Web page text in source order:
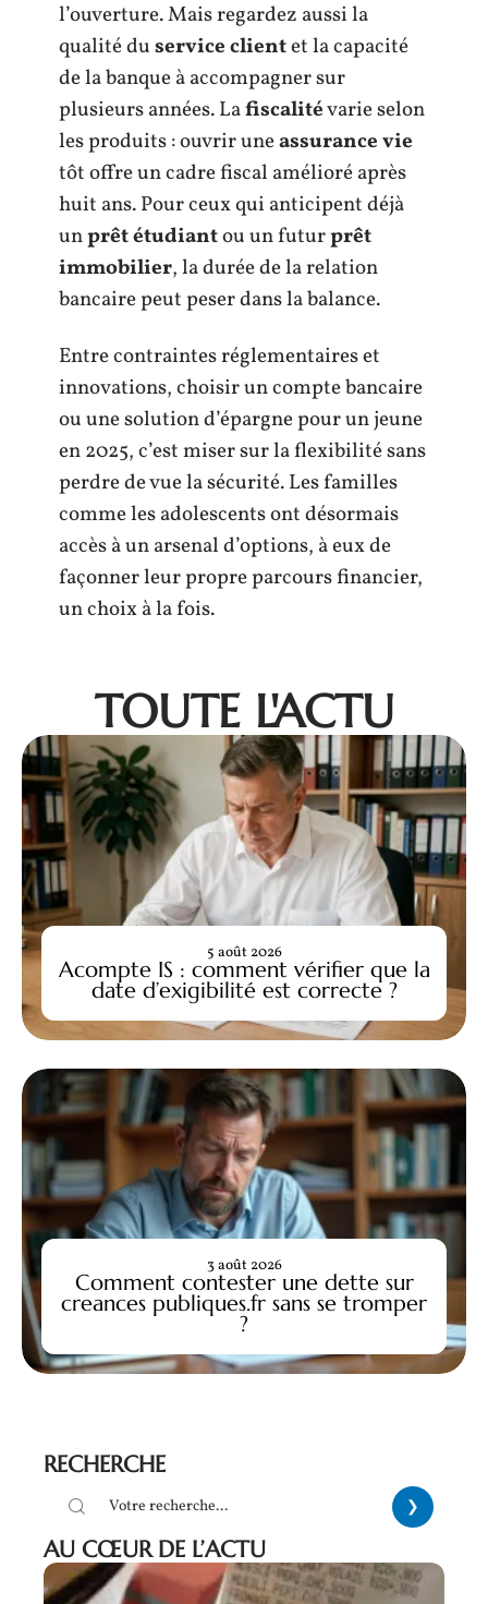
l’ouverture. Mais regardez aussi la
qualité duservice clientet la capacité
de la banque à accompagner sur
plusieurs années. Lafiscalitévarie selon
les produits : ouvrir uneassurance vie
tôt offre un cadre fiscal amélioré après
huit ans. Pour ceux qui anticipent déjà
unprêt étudiantou un futurprêt
immobilier, la durée de la relation
bancaire peut peser dans la balance.
Entre contraintes réglementaires et
innovations, choisir un compte bancaire
ou une solution d’épargne pour un jeune
en 2025, c’est miser sur la flexibilité sans
perdre de vue la sécurité. Les familles
comme les adolescents ont désormais
accès à un arsenal d’options, à eux de
façonner leur propre parcours financier,
un choix à la fois.
TOUTE L'ACTU
Acompte IS : comment vérifier que la
date d’exigibilité est correcte ?
5 août 2026
Comment contester une dette sur
creances publiques.fr sans se tromper
?
3 août 2026
RECHERCHE
AU CŒUR DE L’ACTU